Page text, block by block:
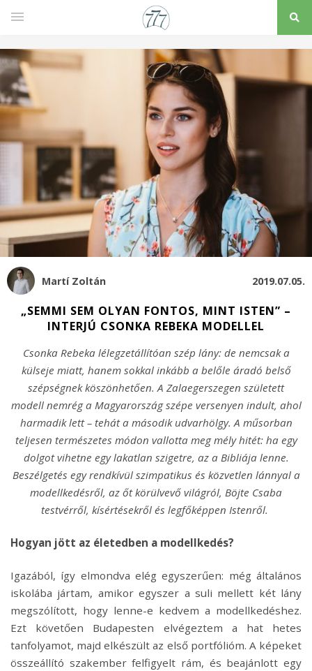
Martí Zoltán 2019.07.05.
„SEMMI SEM OLYAN FONTOS, MINT ISTEN” –
INTERJÚ CSONKA REBEKA MODELLEL
Csonka Rebeka lélegzetállítóan szép lány: de nemcsak a
külseje miatt, hanem sokkal inkább a belőle áradó belső
szépségnek köszönhetően. A Zalaegerszegen született
modell nemrég a Magyarország szépe versenyen indult, ahol
harmadik lett – tehát a második udvarhölgy. A műsorban
teljesen természetes módon vallotta meg mély hitét: ha egy
dolgot vihetne egy lakatlan szigetre, az a Bibliája lenne.
Beszélgetés egy rendkívül szimpatikus és közvetlen lánnyal a
modellkedésről, az őt körülvevő világról, Böjte Csaba
testvérről, kísértésekről és legfőképpen Istenről.
Hogyan jött az életedben a modellkedés?
Igazából, így elmondva elég egyszerűen: még általános
iskolába jártam, amikor egyszer a suli mellett két lány
megszólított, hogy lenne-e kedvem a modellkedéshez.
Ezt követően Budapesten elvégeztem a hat hetes
tanfolyamot, majd elkészült az első portfólióm. A képeket
összeállító szakember felfigyelt rám, és beajánlott egy